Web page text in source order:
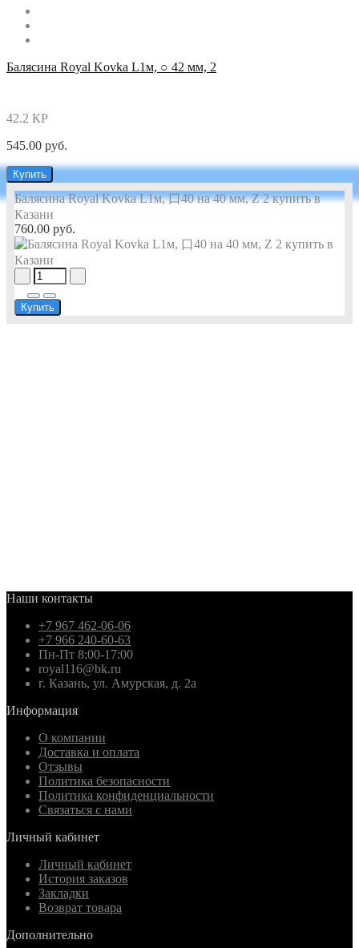
Балясина Royal Kovka L1м, ○ 42 мм, 2
42.2 КР
545.00 руб.
Купить
Балясина Royal Kovka L1м, 口40 на 40 мм, Z 2 купить в
Казани
760.00 руб.
Купить
Наши контакты
+7 967 462-06-06
+7 966 240-60-63
Пн-Пт 8:00-17:00
royal116@bk.ru
г. Казань, ул. Амурская, д. 2а
Информация
О компании
Доставка и оплата
Отзывы
Политика безопасности
Политика конфиденциальности
Связаться с нами
Личный кабинет
Личный кабинет
История заказов
Закладки
Возврат товара
Дополнительно